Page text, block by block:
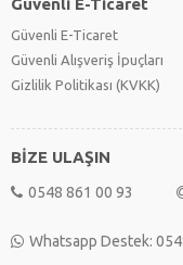
Güvenli E-Ticaret
Güvenli Alışveriş İpuçları
Gizlilik Politikası (KVKK)
BİZE ULAŞIN
0548 861 00 93
Whatsapp Destek: